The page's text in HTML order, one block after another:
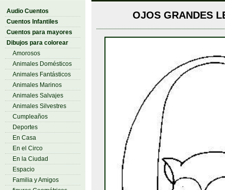
Audio Cuentos
Cuentos Infantiles
Cuentos para mayores
Dibujos para colorear
Amorosos
Animales Domésticos
Animales Fantásticos
Animales Marinos
Animales Salvajes
Animales Silvestres
Cumpleaños
Deportes
En Casa
En el Circo
En la Ciudad
Espacio
Familia y Amigos
OJOS GRANDES